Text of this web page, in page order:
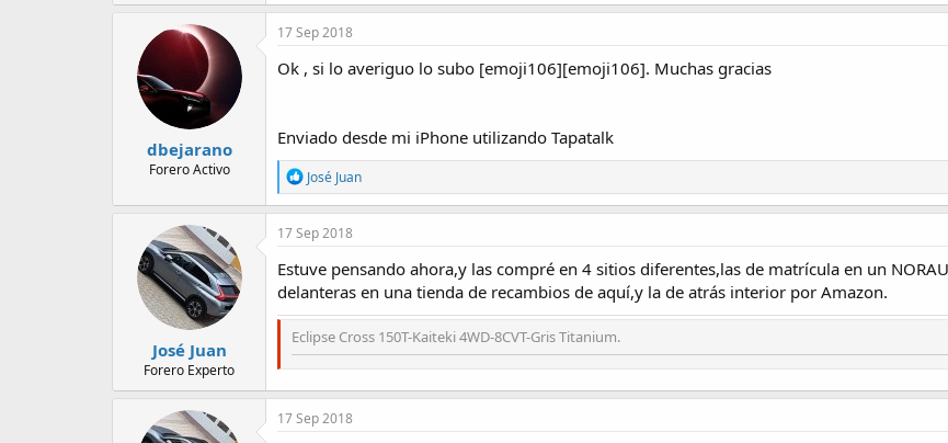
dbejarano
Forero Activo
17 Sep 2018
Ok , si lo averiguo lo subo [emoji106][emoji106]. Muchas gracias
Enviado desde mi iPhone utilizando Tapatalk
R
e
a
c
i
o
n
s
:
José Juan
José Juan
Forero Experto
17 Sep 2018
Estuve pensando ahora,y las compré en 4 sitios diferentes,las de matrícula en un
delanteras en una tienda de recambios de aquí,y la de atrás interior por Amazon.
Eclipse Cross 150T-Kaiteki 4WD-8CVT-Gris Titanium.
17 Sep 2018